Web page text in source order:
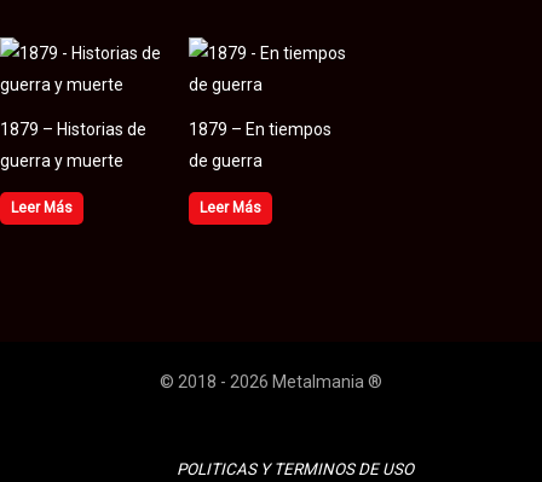
1879 – Historias de
guerra y muerte
Leer Más
1879 – En tiempos
de guerra
Leer Más
© 2018 - 2026 Metalmania ®
POLITICAS Y TERMINOS DE USO